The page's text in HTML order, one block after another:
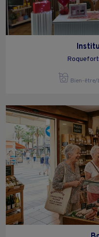
Bien-être/